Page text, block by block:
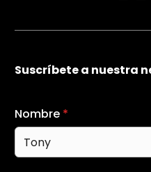
Suscríbete a nuestra
Nombre *